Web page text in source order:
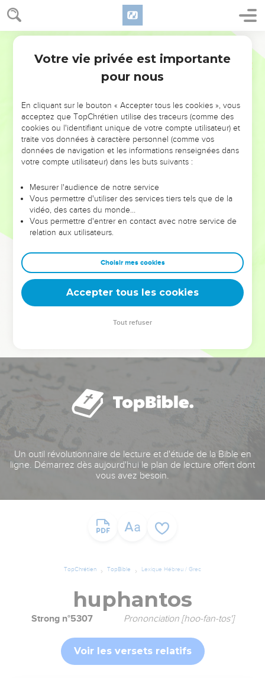
NE MANQUEZ PAS L’ÉVÉNEMENT
DE L’ANNÉE !
ET SI LEURS ERREURS POUVAIENT VOUS ÉVITER LES
VOTRES ?
leur foi ou leur vision. Mais on voit moins les doutes, les erreurs
et les saisons difficiles qu'ils ont traversés, alors même que ce
sont elles qui les ont façonnés.
Dans cette conférence, leaders, entrepreneurs, et responsables
clés pour avancer avec plus de sagesse afin que leurs erreurs
deviennent vos tremplins. Que vous guidiez un ministère, une
équipe, un groupe ou une famille, leur expérience est faite
Un outil révolutionnaire de lecture et d'étude de la Bible en
ligne. Démarrez dès aujourd'hui le plan de lecture offert dont
vous avez besoin.
TopChrétien TopBible Lexique Hébreu / Grec
huphantos
Strong n°5307 Prononciation [hoo-fan-tos']
Voir les versets relatifs
Votre vie privée est importante
pour nous
En cliquant sur le bouton « Accepter tous les cookies », vous
acceptez que TopChrétien utilise des traceurs (comme des
cookies ou l'identifiant unique de votre compte utilisateur) et
traite vos données à caractère personnel (comme vos
données de navigation et les informations renseignées dans
votre compte utilisateur) dans les buts suivants :
Mesurer l'audience de notre service
Vous permettre d'utiliser des services tiers tels que de la
vidéo, des cartes du monde…
Vous permettre d'entrer en contact avec notre service de
relation aux utilisateurs.
Choisir mes cookies
Accepter tous les cookies
Tout refuser